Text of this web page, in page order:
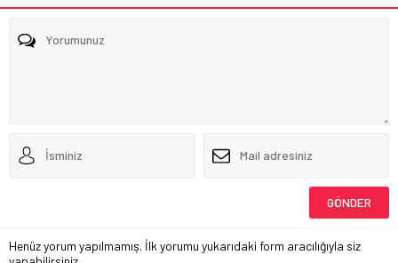
Henüz yorum yapılmamış. İlk yorumu yukarıdaki form aracılığıyla siz